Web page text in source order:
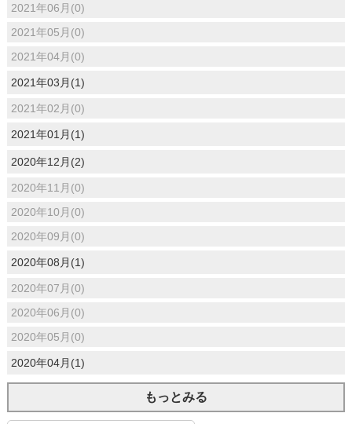
2021年06月(0)
2021年05月(0)
2021年04月(0)
2021年03月(1)
2021年02月(0)
2021年01月(1)
2020年12月(2)
2020年11月(0)
2020年10月(0)
2020年09月(0)
2020年08月(1)
2020年07月(0)
2020年06月(0)
2020年05月(0)
2020年04月(1)
もっとみる